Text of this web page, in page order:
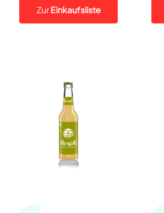
ZurEinkaufsliste